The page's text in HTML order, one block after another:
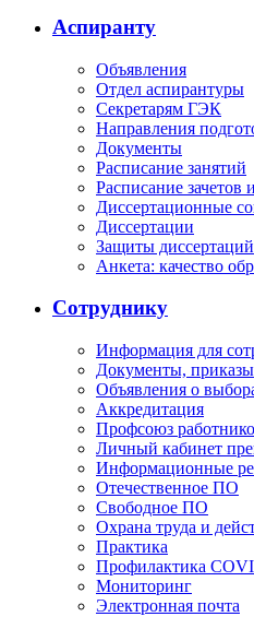
Аспиранту
Объявления
Отдел аспирантуры
Секретарям ГЭК
Направления
Документы
Расписание занятий
Расписание зачетов
Диссертационные
Диссертации
Защиты диссертаций
Анкета: качество
Сотруднику
Информация для
Документы, приказы
Объявления о
Аккредитация
Профсоюз
Личный кабинет
Информационные
Отечественное ПО
Свободное ПО
Охрана труда и
Практика
Профилактика
Мониторинг
Электронная почта